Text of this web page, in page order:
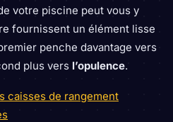
votre piscine peut vous y
fournissent un élément lisse
penche davantage vers
plus vers l’opulence.
caisses de rangement